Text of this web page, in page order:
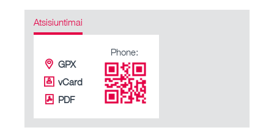
Atsisiuntimai
GPX
vCard
PDF
Phone: